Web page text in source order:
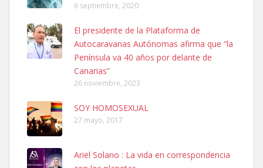
Ninfa perdida
El día 5 se los perdió una ninfa papillera, asustada tiene miedo a la
calle, se perdió por la zon...
6.7.2025
6 septiembre, 2020
El presidente de la Plataforma de
Autocaravanas Autónomas afirma que “la
Península va 40 años por delante de
Canarias”
26 noviembre, 2023
SOY HOMOSEXUAL
27 mayo, 2017
Ariel Solano : La vida en correspondencia